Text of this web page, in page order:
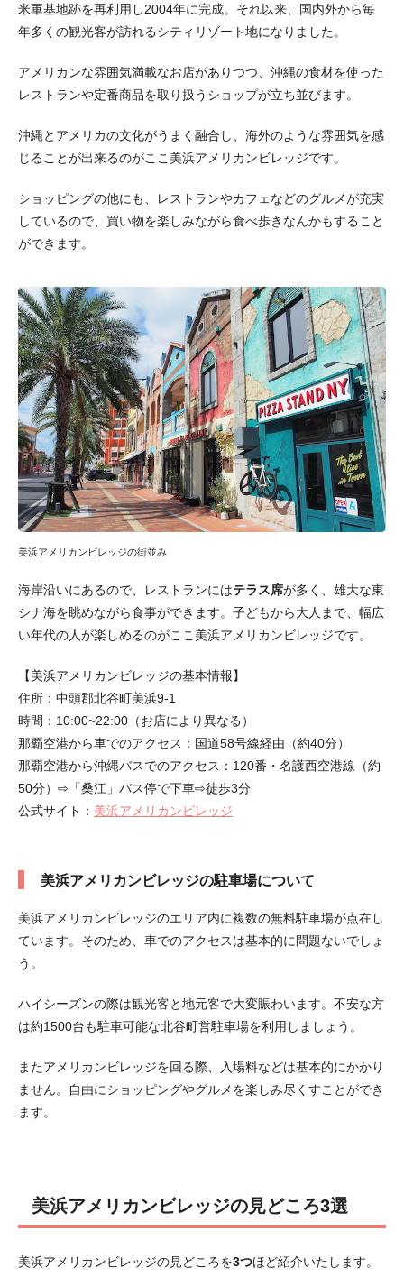
米軍基地跡を再利用し2004年に完成。それ以来、国内外から毎
年多くの観光客が訪れるシティリゾート地になりました。
アメリカンな雰囲気満載なお店がありつつ、沖縄の食材を使った
レストランや定番商品を取り扱うショップが立ち並びます。
沖縄とアメリカの文化がうまく融合し、海外のような雰囲気を感
じることが出来るのがここ美浜アメリカンビレッジです。
ショッピングの他にも、レストランやカフェなどのグルメが充実
しているので、買い物を楽しみながら食べ歩きなんかもすること
ができます。
美浜アメリカンビレッジの街並み
海岸沿いにあるので、レストランにはテラス席が多く、雄大な東
シナ海を眺めながら食事ができます。子どもから大人まで、幅広
い年代の人が楽しめるのがここ美浜アメリカンビレッジです。
【美浜アメリカンビレッジの基本情報】
住所：中頭郡北谷町美浜9-1
時間：10:00~22:00（お店により異なる）
那覇空港から車でのアクセス：国道58号線経由（約40分）
那覇空港から沖縄バスでのアクセス：120番・名護西空港線（約
50分）⇨「桑江」バス停で下車⇨徒歩3分
公式サイト： 美浜アメリカンビレッジ
美浜アメリカンビレッジの駐車場について
美浜アメリカンビレッジのエリア内に複数の無料駐車場が点在し
ています。そのため、車でのアクセスは基本的に問題ないでしょ
う。
ハイシーズンの際は観光客と地元客で大変賑わいます。不安な方
は約1500台も駐車可能な北谷町営駐車場を利用しましょう。
またアメリカンビレッジを回る際、入場料などは基本的にかかり
ません。自由にショッピングやグルメを楽しみ尽くすことができ
ます。
美浜アメリカンビレッジの見どころ3選
美浜アメリカンビレッジの見どころを3つほど紹介いたします。